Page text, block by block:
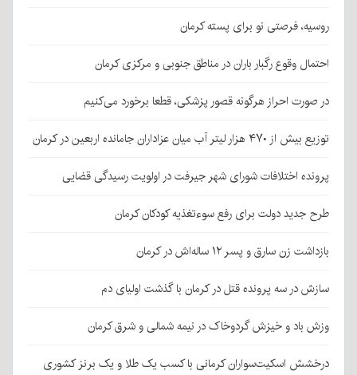
روسیه، فرصتی نو برای پسته کرمان
احتمال وقوع رگبار باران در مناطق جنوبی و مرکزی کرمان
در صورت احراز هرگونه قصور پزشکی، قطعا برخورد می‌کنیم
توزیع بیش از ۴۷۰ هزار لیتر آب میان عزاداران جامانده اربعین در کرمان
پرونده اختلافات شورای شهر جیرفت در اولویت رسیدگی قضایی
طرح جدید دولت برای رفع سوءتغذیه کودکان کرمان
بازداشت زن سارق و پسر ۱۲ ساله‌اش در کرمان
سازش در سه پرونده قتل در کرمان با گذشت اولیای دم
وزش باد و خیزش گردوخاک در نیمه شمالی و شرق کرمان
درخشش اسکیت‌سواران کرمانی با کسب یک طلا و یک برنز کشوری